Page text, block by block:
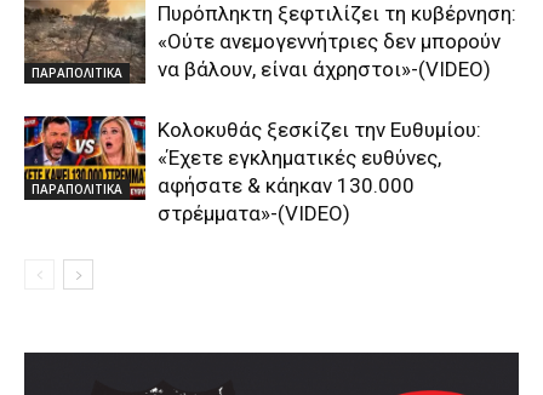
ΠΑΡΑΠΟΛΙΤΙΚΑ
Πυρόπληκτη ξεφτιλίζει τη κυβέρνηση:
«Ούτε ανεμογεννήτριες δεν μπορούν
να βάλουν, είναι άχρηστοι»-(VIDEO)
ΠΑΡΑΠΟΛΙΤΙΚΑ
Κολοκυθάς ξεσκίζει την Ευθυμίου:
«Έχετε εγκληματικές ευθύνες,
αφήσατε & κάηκαν 130.000
στρέμματα»-(VIDEO)